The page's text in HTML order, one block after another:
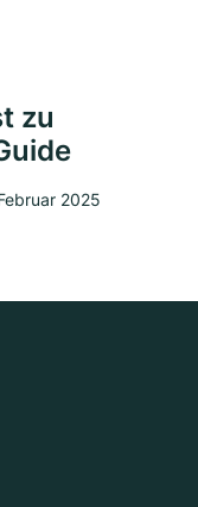
zu
2025